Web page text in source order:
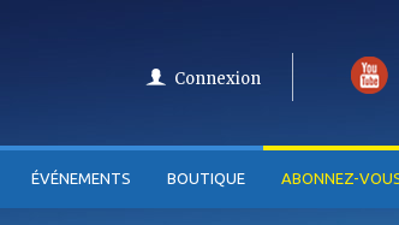
Connexion
ÉVÉNEMENTS BOUTIQUE ABONNEZ-